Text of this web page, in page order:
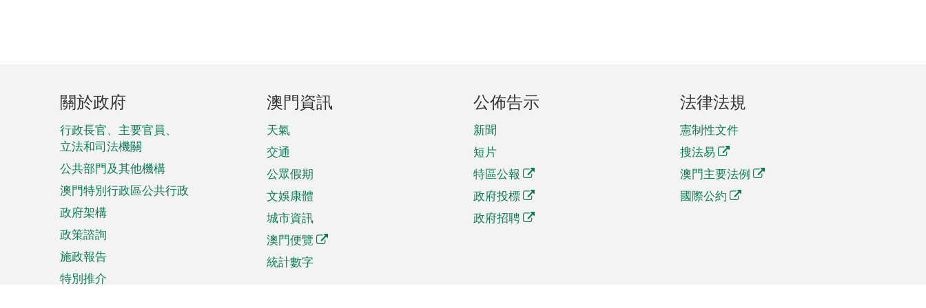
頁
腳
菜
單
關於政府
行政長官、主要官員、
立法和司法機關
公共部門及其他機構
澳門特別行政區公共行政
政府架構
政策諮詢
施政報告
特別推介
澳門資訊
天氣
交通
公眾假期
文娛康體
城市資訊
澳門便覽
統計數字
公佈告示
新聞
短片
特區公報
政府投標
政府招聘
法律法規
憲制性文件
搜法易
澳門主要法例
國際公約